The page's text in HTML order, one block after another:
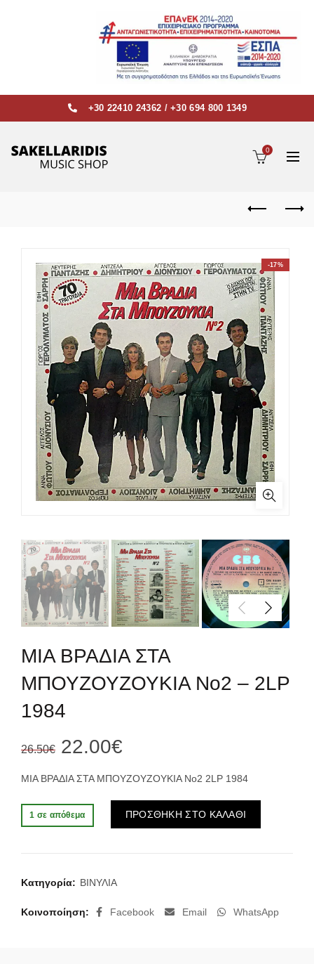
+30 22410 24362 /+30 694 800 1349
0
-17%
ΜΙΑ ΒΡΑΔΙΑ ΣΤΑ
ΜΠΟΥΖΟΥΖΟΥΚΙΑ Νο2 – 2LP
1984
26.50€ Original
price
was:
22.00€
τρέχουσα
τιμή
ΜΙΑ ΒΡΑΔΙΑ ΣΤΑ ΜΠΟΥΖΟΥΖΟΥΚΙΑ Νο2 2LP 1984
1 σε απόθεμα ΠΡΟΣΘΗΚΗ ΣΤΟ ΚΑΛΑΘΙ
Κατηγορία: ΒΙΝΥΛΙΑ
Κοινοποίηση Facebook Email WhatsApp